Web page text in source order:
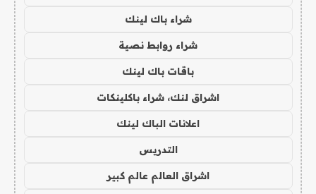
شراء باك لينك
شراء روابط نصية
باقات باك لينك
اشراق لنك، شراء باكلينكات
اعلانات الباك لينك
التدريس
اشراق العالم عالم كبير